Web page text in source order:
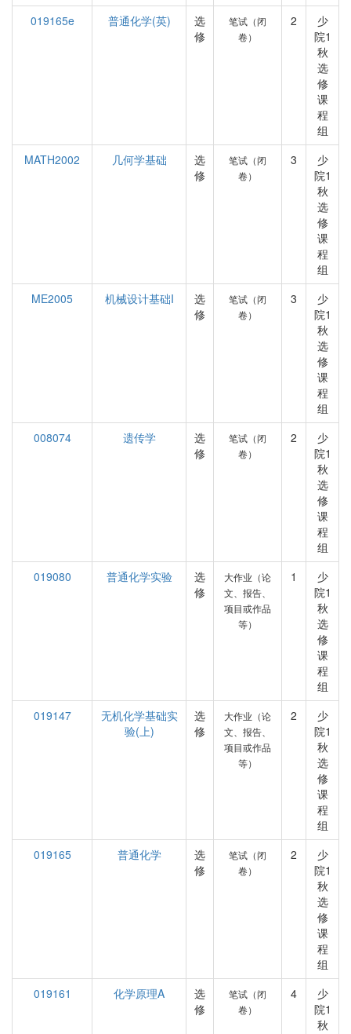
019165e
普通化学(英)
选
修
笔试（闭
卷）
2
少
院1
秋
选
修
课
程
组
MATH2002
几何学基础
选
修
笔试（闭
卷）
3
少
院1
秋
选
修
课
程
组
ME2005
机械设计基础I
选
修
笔试（闭
卷）
3
少
院1
秋
选
修
课
程
组
008074
遗传学
选
修
笔试（闭
卷）
2
少
院1
秋
选
修
课
程
组
019080
普通化学实验
选
修
大作业（论
文、报告、
项目或作品
等）
1
少
院1
秋
选
修
课
程
组
019147
无机化学基础实
验(上)
选
修
大作业（论
文、报告、
项目或作品
等）
2
少
院1
秋
选
修
课
程
组
019165
普通化学
选
修
笔试（闭
卷）
2
少
院1
秋
选
修
课
程
组
019161
化学原理A
选
修
笔试（闭
卷）
4
少
院1
秋